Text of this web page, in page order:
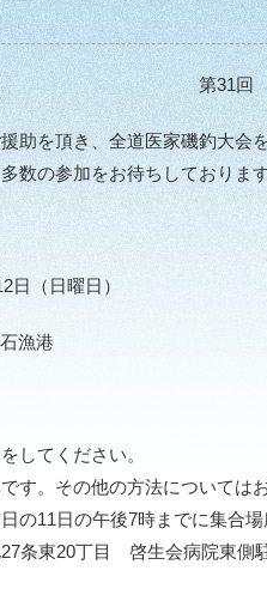
第31回
を頂き、全道医家磯釣大会
数の参加をお待ちしておりま
（日曜日）
漁港
してください。
す。その他の方法については
の11日の午後7時までに集合場
条東20丁目 啓生会病院東側